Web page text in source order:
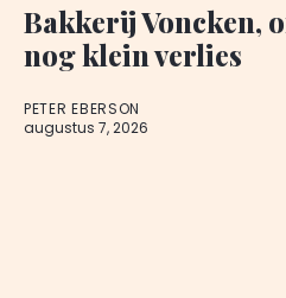
Bakkerij Voncken,
nog klein verlies
PETER EBERSON
augustus 7, 2026